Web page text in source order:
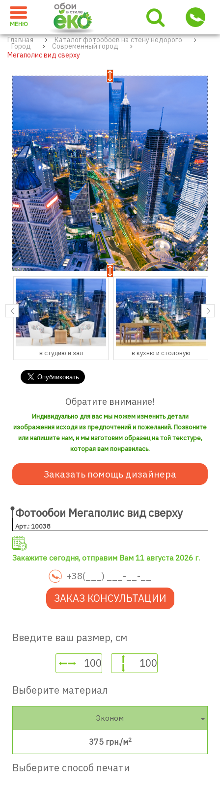
МЕНЮ
Главная Каталог фотообоев на стену недорого
Город
Современный город
Мегаполис вид сверху
в студию и зал в кухню и столовую
Обратите внимание!
Индивидуально для вас мы можем изменить детали
изображения исходя из предпочтений и пожеланий. Позвоните
или напишите нам, и мы изготовим образец на той текстуре,
которая вам понравилась.
Заказать помощь дизайнера
Фотообои Мегаполис вид сверху
Арт.: 10038
Закажите сегодня, отправим Вам 11 августа 2026 г.
ЗАКАЗ КОНСУЛЬТАЦИИ
Введите ваш размер, см
Выберите материал
Эконом
375 грн./м2
Выберите способ печати